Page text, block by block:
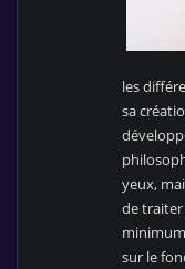
les
sa
yeux,
de traiter
sur le